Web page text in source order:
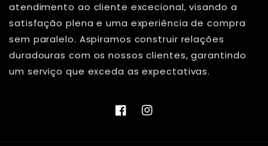
atendimento ao cliente excecional, visando a
satisfação plena e uma experiência de compra
sem paralelo. Aspiramos construir relações
duradouras com os nossos clientes, garantindo
um serviço que exceda as expectativas.
FacebookInstagram